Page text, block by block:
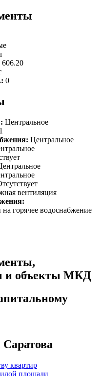
606.20
0
Центральное
1
Центральное
вентиляция
горячее водоснабжение
и объекты МКД
квартир
площади